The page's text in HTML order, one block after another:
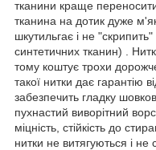
тканини краще
тканина на дотик дуже
шкутильгає і не
синтетичних тканин) .
тому коштує трохи
такої нитки дає гарантію
забезпечить гладку
пухнастий виворітний
міцність, стійкість до
нитки не витягуються і не